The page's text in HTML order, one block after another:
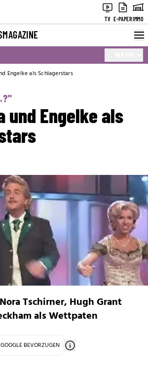
TV E-PAPERIMMO
MAGAZINE
Engelke als Schlagerstars
und Engelke als
Tschirner, Hugh Grant
als Wettpaten
BEVORZUGEN